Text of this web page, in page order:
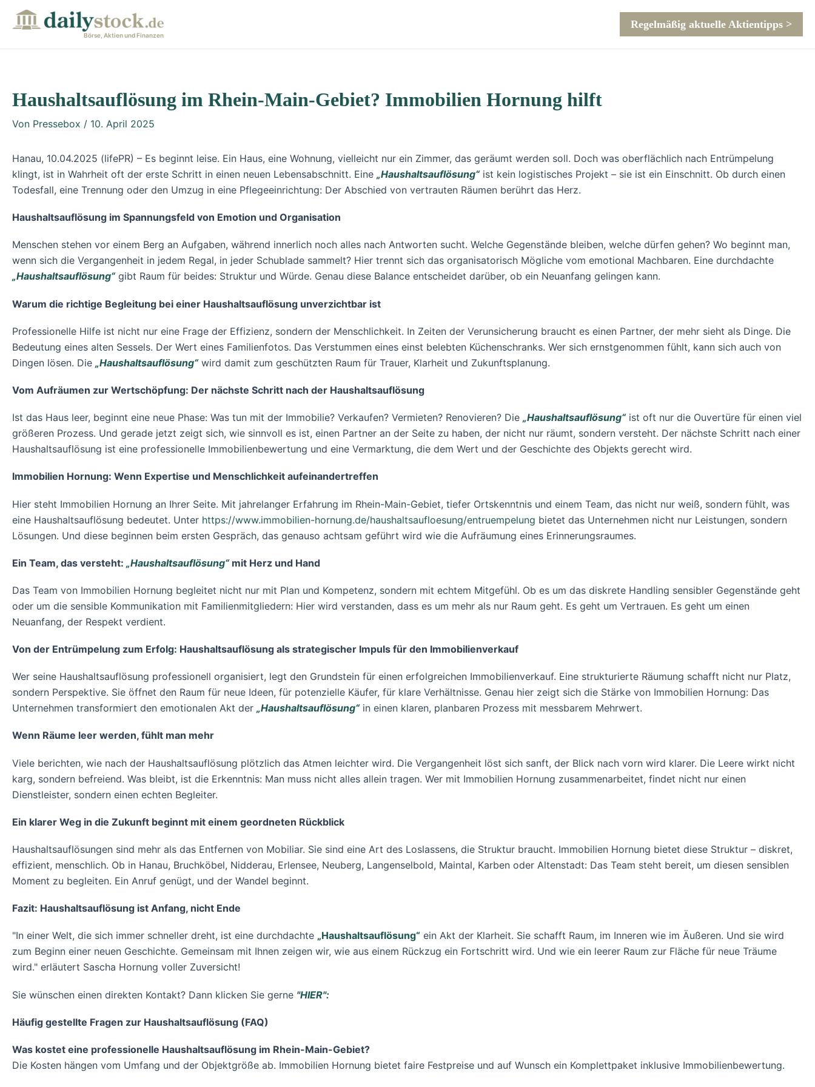
Inhalt
Börse, Aktien und Finanzen
Regelmäßig aktuelle Aktientipps >
Haushaltsauflösung im Rhein-Main-Gebiet? Immobilien Hornung hilft
Von Pressebox / 10. April 2025
Hanau, 10.04.2025 (lifePR) – Es beginnt leise. Ein Haus, eine Wohnung, vielleicht nur ein Zimmer, das geräumt werden soll. Doch was oberflächlich nach Entrümpelung
klingt, ist in Wahrheit oft der erste Schritt in einen neuen Lebensabschnitt. Eine „Haushaltsauflösung“ist kein logistisches Projekt – sie ist ein Einschnitt. Ob durch einen
Todesfall, eine Trennung oder den Umzug in eine Pflegeeinrichtung: Der Abschied von vertrauten Räumen berührt das Herz.
Haushaltsauflösung im Spannungsfeld von Emotion und Organisation
Menschen stehen vor einem Berg an Aufgaben, während innerlich noch alles nach Antworten sucht. Welche Gegenstände bleiben, welche dürfen gehen? Wo beginnt man,
wenn sich die Vergangenheit in jedem Regal, in jeder Schublade sammelt? Hier trennt sich das organisatorisch Mögliche vom emotional Machbaren. Eine durchdachte
„Haushaltsauflösung“gibt Raum für beides: Struktur und Würde. Genau diese Balance entscheidet darüber, ob ein Neuanfang gelingen kann.
Warum die richtige Begleitung bei einer Haushaltsauflösung unverzichtbar ist
Professionelle Hilfe ist nicht nur eine Frage der Effizienz, sondern der Menschlichkeit. In Zeiten der Verunsicherung braucht es einen Partner, der mehr sieht als Dinge. Die
Bedeutung eines alten Sessels. Der Wert eines Familienfotos. Das Verstummen eines einst belebten Küchenschranks. Wer sich ernstgenommen fühlt, kann sich auch von
Dingen lösen. Die „Haushaltsauflösung“wird damit zum geschützten Raum für Trauer, Klarheit und Zukunftsplanung.
Vom Aufräumen zur Wertschöpfung: Der nächste Schritt nach der Haushaltsauflösung
Ist das Haus leer, beginnt eine neue Phase: Was tun mit der Immobilie? Verkaufen? Vermieten? Renovieren? Die „Haushaltsauflösung“ist oft nur die Ouvertüre für einen viel
größeren Prozess. Und gerade jetzt zeigt sich, wie sinnvoll es ist, einen Partner an der Seite zu haben, der nicht nur räumt, sondern versteht. Der nächste Schritt nach einer
Haushaltsauflösung ist eine professionelle Immobilienbewertung und eine Vermarktung, die dem Wert und der Geschichte des Objekts gerecht wird.
Immobilien Hornung: Wenn Expertise und Menschlichkeit aufeinandertreffen
Hier steht Immobilien Hornung an Ihrer Seite. Mit jahrelanger Erfahrung im Rhein-Main-Gebiet, tiefer Ortskenntnis und einem Team, das nicht nur weiß, sondern fühlt, was
eine Haushaltsauflösung bedeutet. Unter https://www.immobilien-hornung.de/haushaltsaufloesung/entruempelung bietet das Unternehmen nicht nur Leistungen, sondern
Lösungen. Und diese beginnen beim ersten Gespräch, das genauso achtsam geführt wird wie die Aufräumung eines Erinnerungsraumes.
Ein Team, das versteht: „Haushaltsauflösung“mit Herz und Hand
Das Team von Immobilien Hornung begleitet nicht nur mit Plan und Kompetenz, sondern mit echtem Mitgefühl. Ob es um das diskrete Handling sensibler Gegenstände geht
oder um die sensible Kommunikation mit Familienmitgliedern: Hier wird verstanden, dass es um mehr als nur Raum geht. Es geht um Vertrauen. Es geht um einen
Neuanfang, der Respekt verdient.
Von der Entrümpelung zum Erfolg: Haushaltsauflösung als strategischer Impuls für den Immobilienverkauf
Wer seine Haushaltsauflösung professionell organisiert, legt den Grundstein für einen erfolgreichen Immobilienverkauf. Eine strukturierte Räumung schafft nicht nur Platz,
sondern Perspektive. Sie öffnet den Raum für neue Ideen, für potenzielle Käufer, für klare Verhältnisse. Genau hier zeigt sich die Stärke von Immobilien Hornung: Das
Unternehmen transformiert den emotionalen Akt der „Haushaltsauflösung“in einen klaren, planbaren Prozess mit messbarem Mehrwert.
Wenn Räume leer werden, fühlt man mehr
Viele berichten, wie nach der Haushaltsauflösung plötzlich das Atmen leichter wird. Die Vergangenheit löst sich sanft, der Blick nach vorn wird klarer. Die Leere wirkt nicht
karg, sondern befreiend. Was bleibt, ist die Erkenntnis: Man muss nicht alles allein tragen. Wer mit Immobilien Hornung zusammenarbeitet, findet nicht nur einen
Dienstleister, sondern einen echten Begleiter.
Ein klarer Weg in die Zukunft beginnt mit einem geordneten Rückblick
Haushaltsauflösungen sind mehr als das Entfernen von Mobiliar. Sie sind eine Art des Loslassens, die Struktur braucht. Immobilien Hornung bietet diese Struktur – diskret,
effizient, menschlich. Ob in Hanau, Bruchköbel, Nidderau, Erlensee, Neuberg, Langenselbold, Maintal, Karben oder Altenstadt: Das Team steht bereit, um diesen sensiblen
Moment zu begleiten. Ein Anruf genügt, und der Wandel beginnt.
Fazit: Haushaltsauflösung ist Anfang, nicht Ende
"In einer Welt, die sich immer schneller dreht, ist eine durchdachte „Haushaltsauflösung“ ein Akt der Klarheit. Sie schafft Raum, im Inneren wie im Äußeren. Und sie wird
zum Beginn einer neuen Geschichte. Gemeinsam mit Ihnen zeigen wir, wie aus einem Rückzug ein Fortschritt wird. Und wie ein leerer Raum zur Fläche für neue Träume
wird." erläutert Sascha Hornung voller Zuversicht!
Sie wünschen einen direkten Kontakt? Dann klicken Sie gerne "HIER":
Häufig gestellte Fragen zur Haushaltsauflösung (FAQ)
Was kostet eine professionelle Haushaltsauflösung im Rhein-Main-Gebiet?
Die Kosten hängen vom Umfang und der Objektgröße ab. Immobilien Hornung bietet faire Festpreise und auf Wunsch ein Komplettpaket inklusive Immobilienbewertung.
navigation